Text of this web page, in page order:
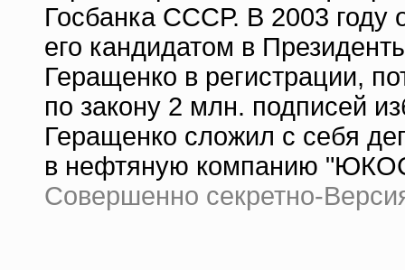
Госбанка СССР. В 2003 году
его кандидатом в
Геращенко в регистрации,
по закону 2 млн. подписей
Геращенко сложил с себя
в нефтяную компанию
Совершенно секретно-